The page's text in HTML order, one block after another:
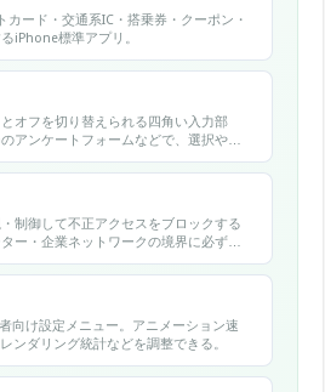
カード・交通系IC・搭乗券・クーポン・
iPhone標準アプリ。
オフを切り替えられる四角い入力部
アンケートフォームなどで、選択や完
制御して不正アクセスをブロックする
ー・企業ネットワークの境界に必ず配
向け設定メニュー。アニメーション速
ンダリング統計などを調整できる。